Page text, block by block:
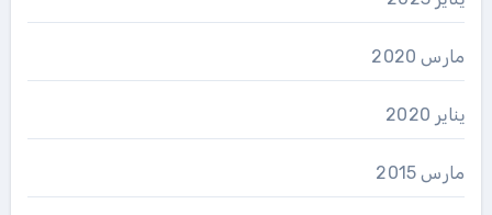
مارس 2020
يناير 2020
مارس 2015